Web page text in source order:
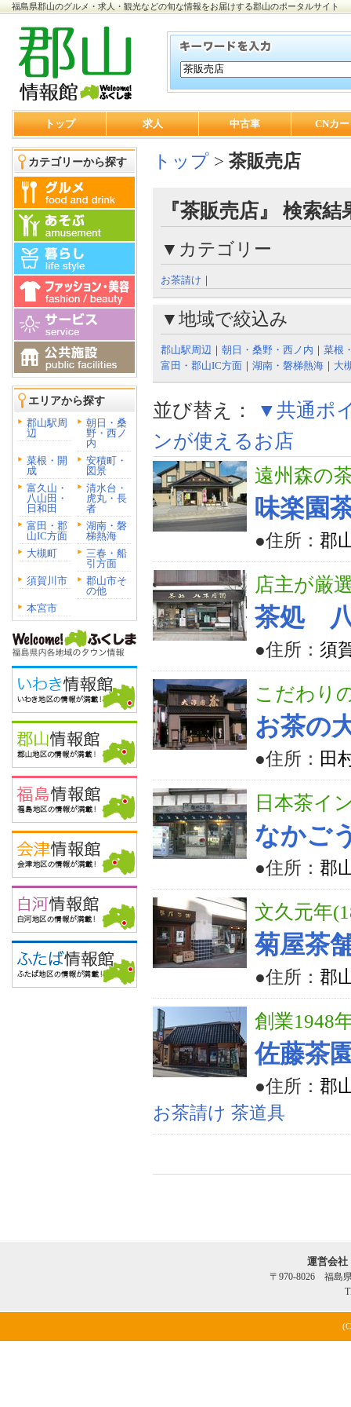
福島県郡山のグルメ・求人・観光などの旬な情報をお届けする郡山のポータルサイト
トップ 求人 中古車 CNカ
カテゴリーから探す
エリアから探す
郡山駅周
辺
朝日・桑
野・西ノ
内
菜根・開
成
安積町・
図景
富久山・
八山田・
日和田
清水台・
虎丸・長
者
富田・郡
山IC方面
湖南・磐
梯熱海
大槻町
三春・船
引方面
須賀川市
郡山市そ
の他
本宮市
トップ > 茶販売店
『茶販売店』 検索
▼カテゴリー
お茶請け ｜
▼地域で絞込み
郡山駅周辺 ｜ 朝日・桑野・西ノ内 ｜ 菜根
富田・郡山IC方面 ｜ 湖南・磐梯熱海 ｜ 大
並び替え：
▼共通ポ
ンが使えるお店
遠州森の
味楽園
●住所： 郡
店主が厳
茶処
●住所： 須
こだわり
お茶の
●住所： 田
日本茶イ
なかご
●住所： 郡
文久元年
菊屋茶
●住所： 郡
創業1948
佐藤茶
●住所： 郡
お茶請け 茶道具
運営会
〒970-8026 福島